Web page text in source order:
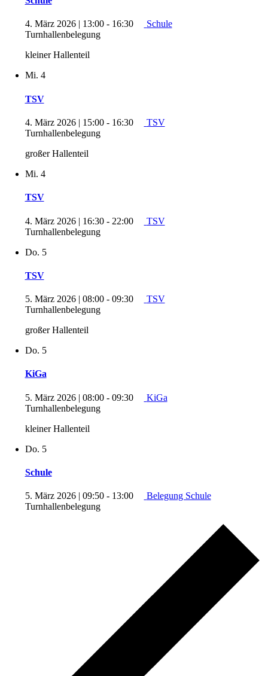
4. März 2026 | 13:00- 16:30
Schule
Turnhallenbelegung
kleiner Hallenteil
Mi. 4
TSV
4. März 2026 | 15:00- 16:30
TSV
Turnhallenbelegung
großer Hallenteil
Mi. 4
TSV
4. März 2026 | 16:30- 22:00
TSV
Turnhallenbelegung
Do. 5
TSV
5. März 2026 | 08:00- 09:30
TSV
Turnhallenbelegung
großer Hallenteil
Do. 5
KiGa
5. März 2026 | 08:00- 09:30
KiGa
Turnhallenbelegung
kleiner Hallenteil
Do. 5
Schule
5. März 2026 | 09:50- 13:00
Belegung Schule
Turnhallenbelegung